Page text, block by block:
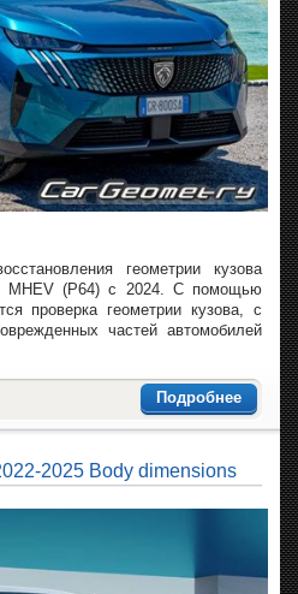
геометрии кузова
MHEV (P64) с 2024. С помощью
проверка геометрии кузова, с
частей автомобилей
Подробнее
2025 Body dimensions